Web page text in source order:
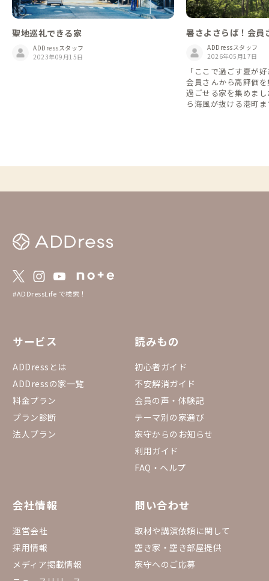
聖地巡礼できる家
ADDressスタッフ
2023年09月15日
暑さよさらば！会員
い」避暑地の家
ADDressスタッフ
2026年05月17日
「ここで過ごす夏が
会員さんから高評価
過ごせる家を集めま
ら海風が抜ける港町
#ADDressLife で検索！
サービス
ADDressとは
ADDressの家一覧
料金プラン
プラン診断
法人プラン
読みもの
初心者ガイド
不安解消ガイド
会員の声・体験記
テーマ別の家選び
家守からのお知らせ
利用ガイド
FAQ・ヘルプ
会社情報
運営会社
採用情報
メディア掲載情報
問い合わせ
取材や講演依頼に関して
空き家・空き部屋提供
家守へのご応募